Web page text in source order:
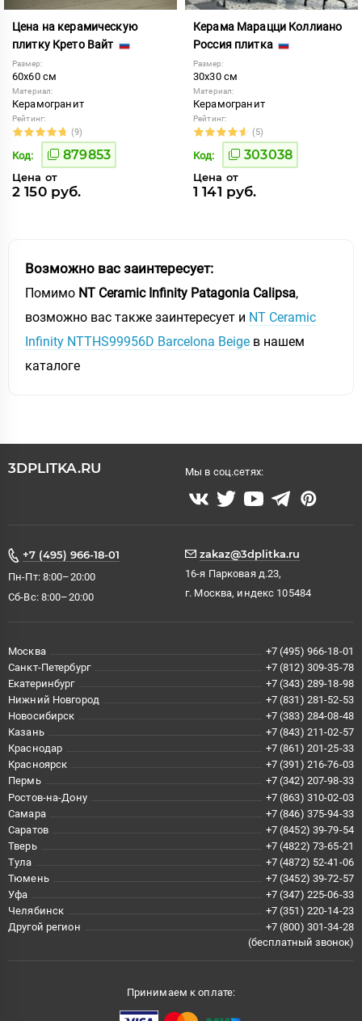
Цена на керамическую
плитку Крето Вайт
Размер:
60x60 см
Материал:
Керамогранит
Рейтинг:
(9)
Код: 879853
Цена от
2 150 руб.
Керама Марацци Коллиано
Россия плитка
Размер:
30x30 см
Материал:
Керамогранит
Рейтинг:
(5)
Код: 303038
Цена от
1 141 руб.
Возможно вас заинтересует:
Помимо NT Ceramic Infinity Patagonia Calipsa,
возможно вас также заинтересует и NT Ceramic
Infinity NTTHS99956D Barcelona Beige в нашем
каталоге
3DPLITKA.RU Мы в соц.сетях:
+7 (495) 966-18-01
Пн-Пт: 8:00–20:00
Сб-Вс: 8:00–20:00
zakaz@3dplitka.ru
16-я Парковая д.23,
г. Москва, индекс 105484
Москва
+7 (495) 966-18-01
Санкт-Петербург
+7 (812) 309-35-78
Екатеринбург
+7 (343) 289-18-98
Нижний Новгород
+7 (831) 281-52-53
Новосибирск
+7 (383) 284-08-48
Казань
+7 (843) 211-02-57
Краснодар
+7 (861) 201-25-33
Красноярск
+7 (391) 216-76-03
Пермь
+7 (342) 207-98-33
Ростов-на-Дону
+7 (863) 310-02-03
Самара
+7 (846) 375-94-33
Саратов
+7 (8452) 39-79-54
Тверь
+7 (4822) 73-65-21
Тула
+7 (4872) 52-41-06
Тюмень
+7 (3452) 39-72-57
Уфа
+7 (347) 225-06-33
Челябинск
+7 (351) 220-14-23
Другой регион
+7 (800) 301-34-28
(бесплатный звонок)
Принимаем к оплате: